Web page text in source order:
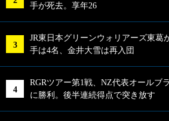
手が死去。享年26
JR東日本グリーンウォリアーズ東葛
手は4名、金井大雪は再入団
RGRツアー第1戦、NZ代表オールブ
に勝利。後半連続得点で突き放す